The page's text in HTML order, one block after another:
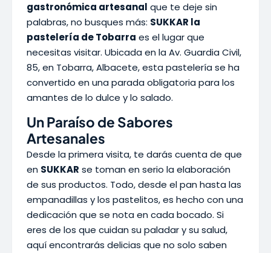
gastronómica artesanal que te deje sin
palabras, no busques más: SUKKAR la
pastelería de Tobarra es el lugar que
necesitas visitar. Ubicada en la Av. Guardia Civil,
85, en Tobarra, Albacete, esta pastelería se ha
convertido en una parada obligatoria para los
amantes de lo dulce y lo salado.
Un Paraíso de Sabores
Artesanales
Desde la primera visita, te darás cuenta de que
en SUKKAR se toman en serio la elaboración
de sus productos. Todo, desde el pan hasta las
empanadillas y los pastelitos, es hecho con una
dedicación que se nota en cada bocado. Si
eres de los que cuidan su paladar y su salud,
aquí encontrarás delicias que no solo saben